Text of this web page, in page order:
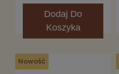
Dodaj Do
Koszyka
Nowość